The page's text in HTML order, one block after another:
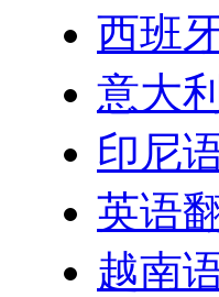
西班
意大
印尼
英语
越南